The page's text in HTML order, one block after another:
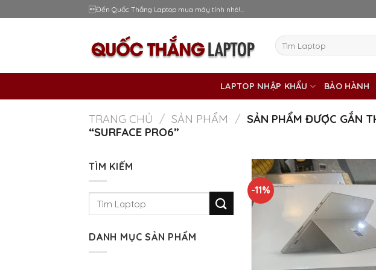
to
Đến Quốc Thắng Laptop mua máy tính nhé!...
Tìm
kiếm:
LAPTOP NHẬP KHẨU BẢO HÀNH
TRANG CHỦ / SẢN PHẨM / SẢN PHẨM ĐƯỢC GẮN
“SURFACE PRO6”
TÌM KIẾM
DANH MỤC SẢN PHẨM
-11%